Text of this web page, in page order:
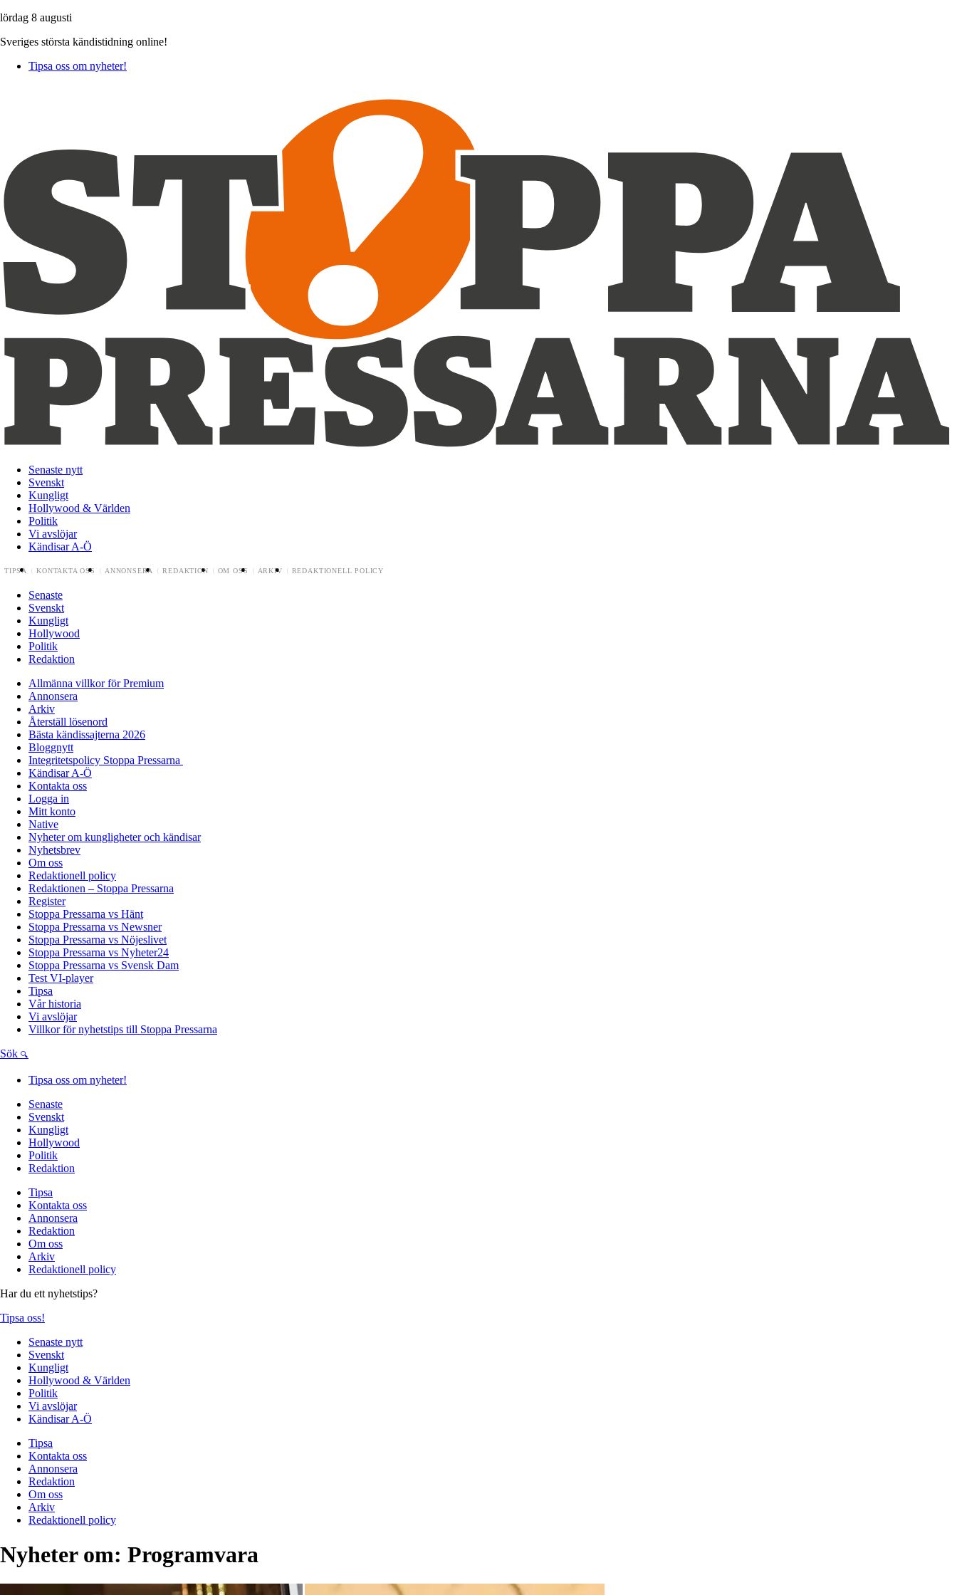
lördag 8 augusti
Sveriges största kändistidning online!
Tipsa oss om nyheter!
Senaste nytt
Svenskt
Kungligt
Hollywood & Världen
Politik
Vi avslöjar
Kändisar A-Ö
TIPSA KONTAKTA OSS ANNONSERA REDAKTION OM OSS ARKIV REDAKTIONELL POLICY
Senaste
Svenskt
Kungligt
Hollywood
Politik
Redaktion
Allmänna villkor för Premium
Annonsera
Arkiv
Återställ lösenord
Bästa kändissajterna 2026
Bloggnytt
Integritetspolicy Stoppa Pressarna
Kändisar A-Ö
Kontakta oss
Logga in
Mitt konto
Native
Nyheter om kungligheter och kändisar
Nyhetsbrev
Om oss
Redaktionell policy
Redaktionen – Stoppa Pressarna
Register
Stoppa Pressarna vs Hänt
Stoppa Pressarna vs Newsner
Stoppa Pressarna vs Nöjeslivet
Stoppa Pressarna vs Nyheter24
Stoppa Pressarna vs Svensk Dam
Test VI-player
Tipsa
Vår historia
Vi avslöjar
Villkor för nyhetstips till Stoppa Pressarna
Sök
Tipsa oss om nyheter!
Senaste
Svenskt
Kungligt
Hollywood
Politik
Redaktion
Tipsa
Kontakta oss
Annonsera
Redaktion
Om oss
Arkiv
Redaktionell policy
Har du ett nyhetstips?
Tipsa oss!
Senaste nytt
Svenskt
Kungligt
Hollywood & Världen
Politik
Vi avslöjar
Kändisar A-Ö
Tipsa
Kontakta oss
Annonsera
Redaktion
Om oss
Arkiv
Redaktionell policy
Nyheter om: Programvara